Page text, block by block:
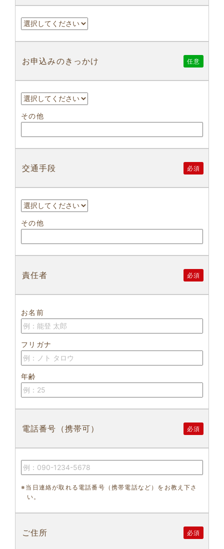
お申込みのきっかけ 任意
その他
交通手段 必須
その他
責任者 必須
お名前
フリガナ
年齢
電話番号（携帯可） 必須
※当日連絡が取れる電話番号（携帯電話など）をお教え下さ
い。
ご住所 必須